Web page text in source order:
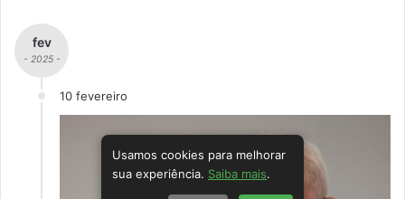
fev
- 2025 -
10 fevereiro
Usamos cookies para melhorar
sua experiência. Saiba mais.